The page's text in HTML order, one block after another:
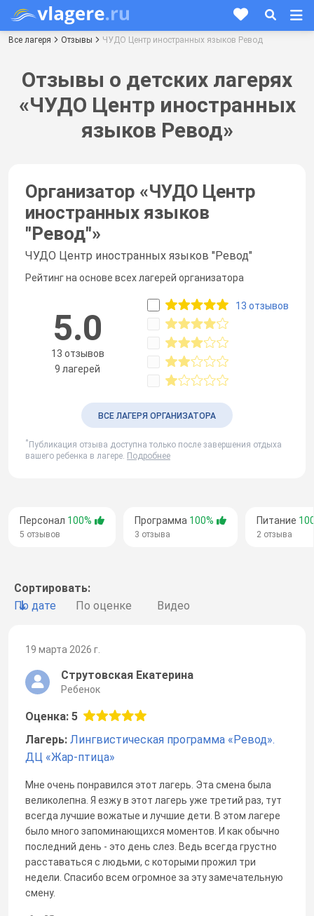
Все лагеря Отзывы ЧУДО Центр иностранных языков Ревод
Отзывы о детских лагерях
«ЧУДО Центр иностранных
языков Ревод»
Персонал 100%
5 отзывов
Программа 100%
3 отзыва
Питание
2 отзыва
Сортировать:
По дате
По оценке Видео
19 марта 2026 г.
Струтовская Екатерина
Ребенок
Оценка: 5
Лагерь: Лингвистическая программа «Ревод».
ДЦ «Жар-птица»
Мне очень понравился этот лагерь. Эта смена была
великолепна. Я езжу в этот лагерь уже третий раз, тут
всегда лучшие вожатые и лучшие дети. В этом лагере
было много запоминающихся моментов. И как обычно
последний день - это день слез. Ведь всегда грустно
расставаться с людьми, с которыми прожил три
недели. Спасибо всем огромное за эту замечательную
смену.
Организатор «ЧУДО Центр
иностранных языков
"Ревод"»
ЧУДО Центр иностранных языков "Ревод"
Рейтинг на основе всех лагерей организатора
5.0
13 отзывов
9 лагерей
13 отзывов
ВСЕ ЛАГЕРЯ ОРГАНИЗАТОРА
* Публикация отзыва доступна только после завершения отдыха
вашего ребенка в лагере. Подробнее